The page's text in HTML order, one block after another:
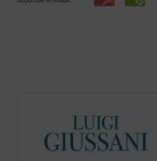
pronunciadas por don Luigi Giussani --y los
diálogos a que dieron lugar las mismas--
durante los tres primeros Ejercicios
espirituales de la Fraternidad de Comunión